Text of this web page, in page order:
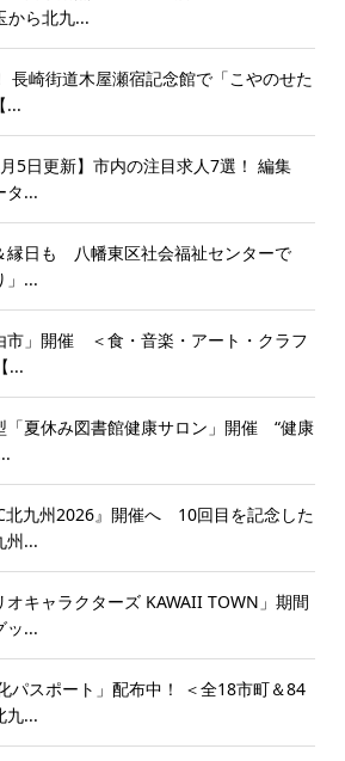
ら北九...
長崎街道木屋瀬宿記念館で「こやのせた
...
5日更新】市内の注目求人7選！ 編集
タ...
縁日も 八幡東区社会福祉センターで
」...
市」開催 ＜食・音楽・アート・クラフ
...
「夏休み図書館健康サロン」開催 “健康
北九州2026』開催へ 10回目を記念した
州...
キャラクターズ KAWAII TOWN」期間
ッ...
パスポート」配布中！ ＜全18市町＆84
九...